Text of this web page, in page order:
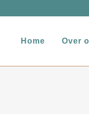
Home Over